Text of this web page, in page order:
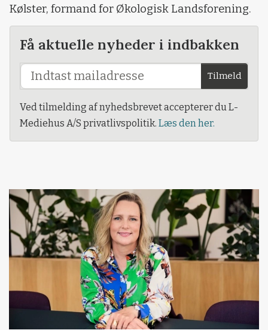
Kølster, formand for Økologisk Landsforening.
Få aktuelle nyheder i indbakken
Tilmeld
Ved tilmelding af nyhedsbrevet accepterer du L-
Mediehus A/S privatlivspolitik. Læs den her.